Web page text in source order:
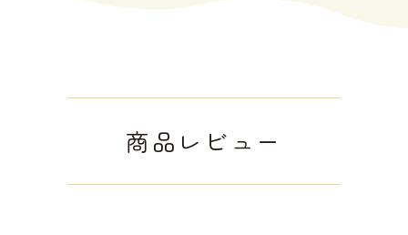
商品レビュー